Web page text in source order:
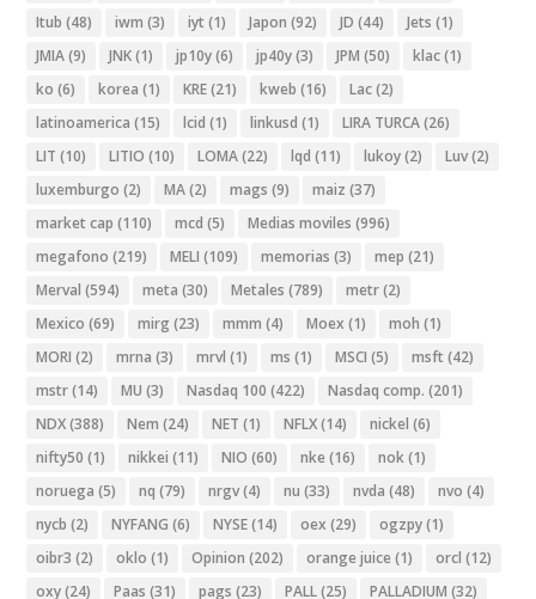
Itub (48) iwm (3) iyt (1) Japon (92) JD (44) Jets (1)
JMIA(9) JNK(1) jp10y(6) jp40y(3) JPM (50) klac(1)
ko (6) korea (1) KRE(21) kweb (16) Lac(2)
latinoamerica (15) lcid (1) linkusd (1) LIRA TURCA(26)
LIT (10) LITIO (10) LOMA(22) lqd (11) lukoy(2) Luv(2)
luxemburgo (2) MA(2) mags (9) maiz (37)
market cap (110) mcd (5) Medias moviles (996)
megafono (219) MELI (109) memorias (3) mep (21)
Merval (594) meta (30) Metales (789) metr(2)
Mexico (69) mirg (23) mmm (4) Moex (1) moh (1)
MORI (2) mrna (3) mrvl (1) ms (1) MSCI (5) msft (42)
mstr(14) MU (3) Nasdaq 100 (422) Nasdaq comp. (201)
NDX(388) Nem (24) NET (1) NFLX(14) nickel (6)
nifty50 (1) nikkei (11) NIO (60) nke (16) nok(1)
noruega (5) nq (79) nrgv(4) nu (33) nvda (48) nvo (4)
nycb (2) NYFANG (6) NYSE(14) oex (29) ogzpy(1)
oibr3 (2) oklo (1) Opinion (202) orange juice (1) orcl (12)
oxy(24) Paas (31) pags (23) PALL(25) PALLADIUM (32)